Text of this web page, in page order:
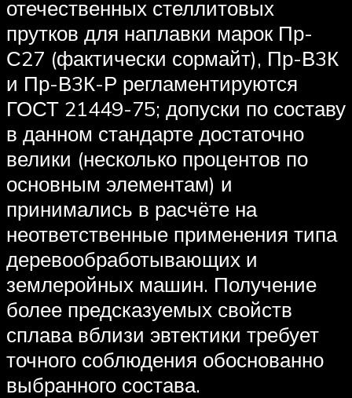
отечественных стеллитовых
прутков для наплавки марок Пр-
С27 (фактически сормайт), Пр-В3К
и Пр-В3К-Р регламентируются
ГОСТ 21449-75; допуски по составу
в данном стандарте достаточно
велики (несколько процентов по
основным элементам) и
принимались в расчёте на
неответственные применения типа
деревообработывающих и
землеройных машин. Получение
более предсказуемых свойств
сплава вблизи эвтектики требует
точного соблюдения обоснованно
выбранного состава.